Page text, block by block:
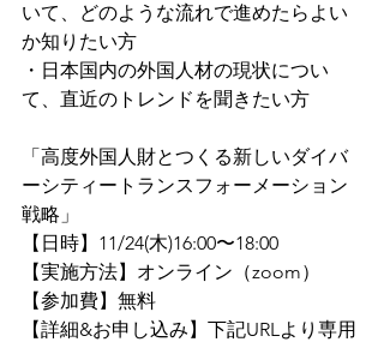
いて、どのような流れで進めたらよい
か知りたい方
・日本国内の外国人材の現状につい
て、直近のトレンドを聞きたい方
「高度外国人財とつくる新しいダイバ
ーシティートランスフォーメーション
戦略」
【日時】11/24(木)16:00〜18:00
【実施方法】オンライン（zoom）
【参加費】無料
【詳細&お申し込み】下記URLより専用